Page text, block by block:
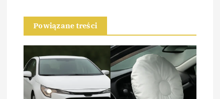
g
a
c
Powiązane treści